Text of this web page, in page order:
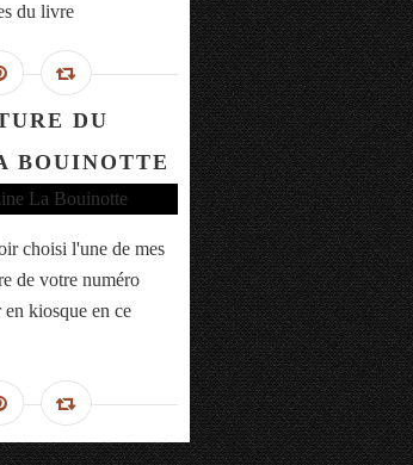
du livre
DU
BOUINOTTE
choisi l'une de mes
de votre numéro
kiosque en ce